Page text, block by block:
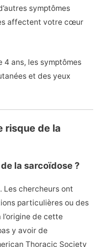
symptômes
affectent votre cœur
4 ans, les symptômes
et des yeux
risque de la
la sarcoïdose ?
Les chercheurs ont
particulières ou des
de cette
y avoir de
Thoracic Society